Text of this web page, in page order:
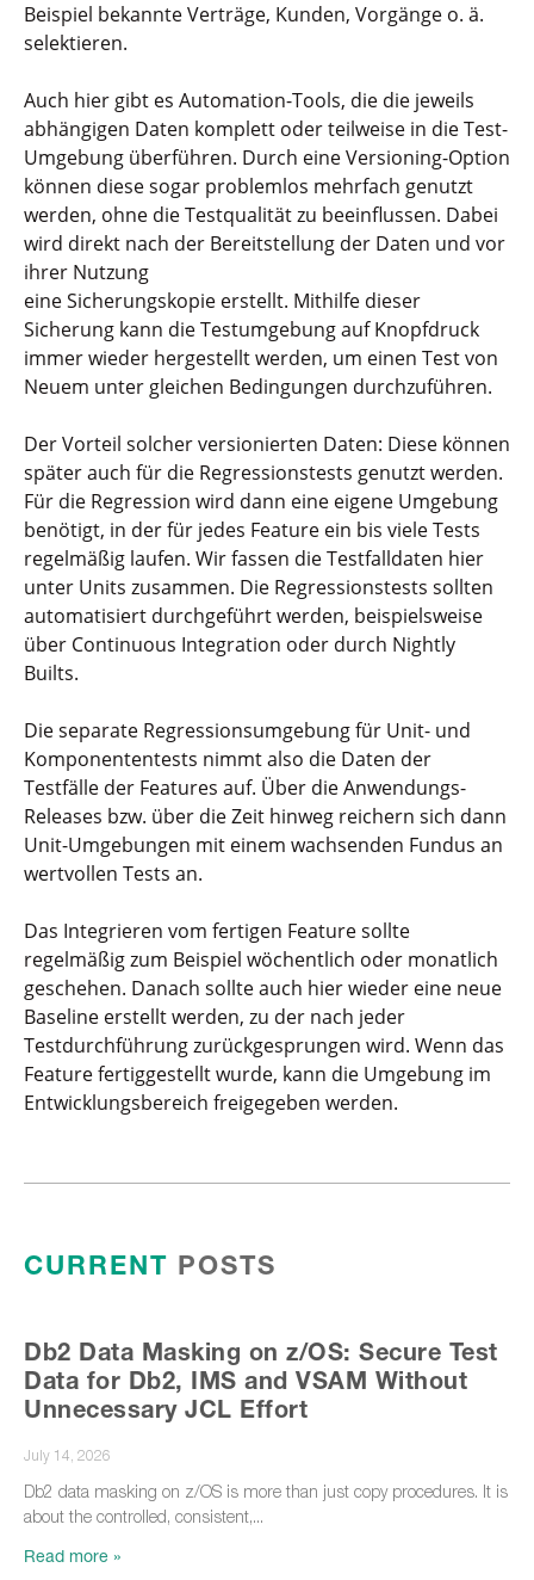
Beispiel bekannte Verträge, Kunden, Vorgänge o. ä.
selektieren.
Auch hier gibt es Automation-Tools, die die jeweils
abhängigen Daten komplett oder teilweise in die Test-
Umgebung überführen. Durch eine Versioning-Option
können diese sogar problemlos mehrfach genutzt
werden, ohne die Testqualität zu beeinflussen. Dabei
wird direkt nach der Bereitstellung der Daten und vor
ihrer Nutzung
eine Sicherungskopie erstellt. Mithilfe dieser
Sicherung kann die Testumgebung auf Knopfdruck
immer wieder hergestellt werden, um einen Test von
Neuem unter gleichen Bedingungen durchzuführen.
Der Vorteil solcher versionierten Daten: Diese können
später auch für die Regressionstests genutzt werden.
Für die Regression wird dann eine eigene Umgebung
benötigt, in der für jedes Feature ein bis viele Tests
regelmäßig laufen. Wir fassen die Testfalldaten hier
unter Units zusammen. Die Regressionstests sollten
automatisiert durchgeführt werden, beispielsweise
über Continuous Integration oder durch Nightly
Builts.
Die separate Regressionsumgebung für Unit- und
Komponententests nimmt also die Daten der
Testfälle der Features auf. Über die Anwendungs-
Releases bzw. über die Zeit hinweg reichern sich dann
Unit-Umgebungen mit einem wachsenden Fundus an
wertvollen Tests an.
Das Integrieren vom fertigen Feature sollte
regelmäßig zum Beispiel wöchentlich oder monatlich
geschehen. Danach sollte auch hier wieder eine neue
Baseline erstellt werden, zu der nach jeder
Testdurchführung zurückgesprungen wird. Wenn das
Feature fertiggestellt wurde, kann die Umgebung im
Entwicklungsbereich freigegeben werden.
CURRENT POSTS
Db2 Data Masking on z/OS: Secure Test
Data for Db2, IMS and VSAM Without
Unnecessary JCL Effort
July 14, 2026
Db2 data masking on z/OS is more than just copy procedures. It is
about the controlled, consistent,
Read more »